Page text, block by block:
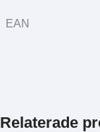
EAN
Relaterade